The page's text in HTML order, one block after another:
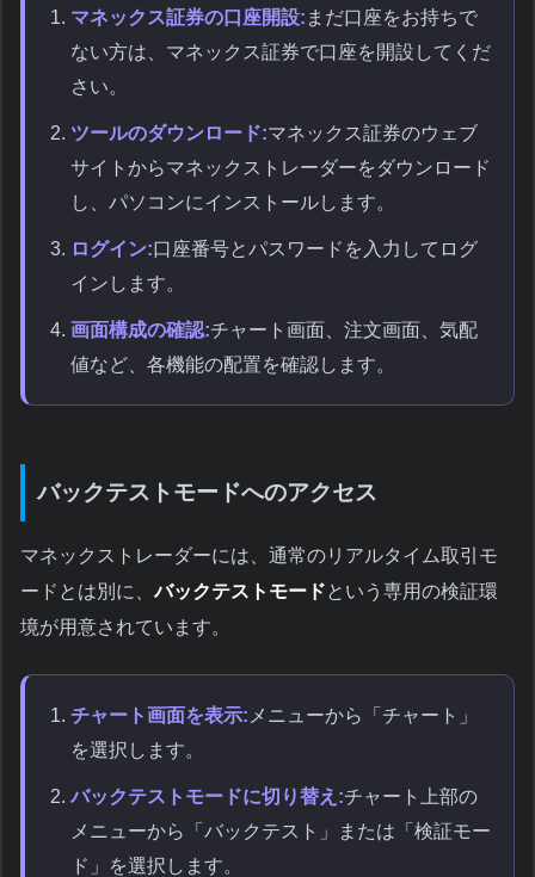
マネックス証券の口座開設: まだ口座をお持ちで
ない方は、マネックス証券で口座を開設してくだ
さい。
ツールのダウンロード:マネックス証券のウェブ
サイトからマネックストレーダーをダウンロード
し、パソコンにインストールします。
ログイン:口座番号とパスワードを入力してログ
インします。
画面構成の確認:チャート画面、注文画面、気配
値など、各機能の配置を確認します。
バックテストモードへのアクセス
マネックストレーダーには、通常のリアルタイム取引モ
ードとは別に、バックテストモードという専用の検証環
境が用意されています。
チャート画面を表示: メニューから「チャート」
を選択します。
バックテストモードに切り替え:チャート上部の
メニューから「バックテスト」または「検証モー
ド」を選択します。